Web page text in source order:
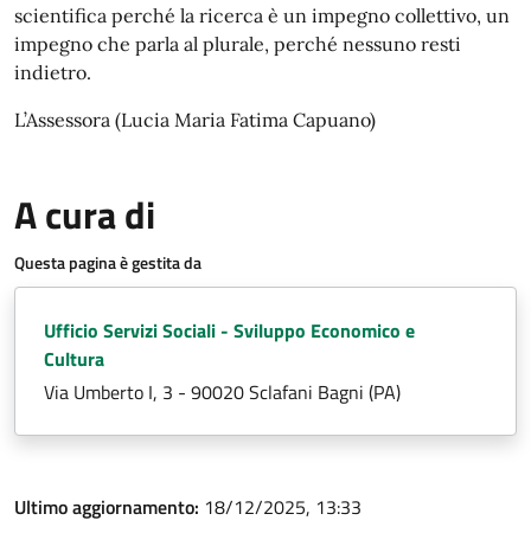
scientifica perché la ricerca è un impegno collettivo, un
impegno che parla al plurale, perché nessuno resti
indietro.
L’Assessora (Lucia Maria Fatima Capuano)
A cura di
Questa pagina è gestita da
Ufficio Servizi Sociali - Sviluppo Economico e
Cultura
Via Umberto I, 3 - 90020 Sclafani Bagni (PA)
Ultimo aggiornamento: 18/12/2025, 13:33